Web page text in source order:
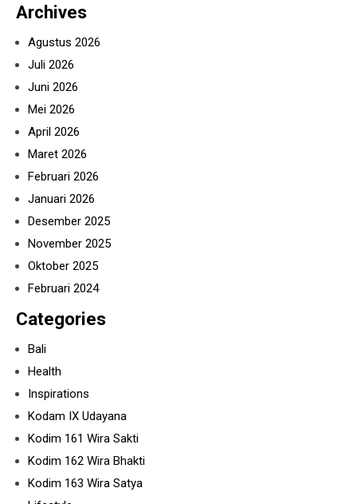
Archives
Agustus 2026
Juli 2026
Juni 2026
Mei 2026
April 2026
Maret 2026
Februari 2026
Januari 2026
Desember 2025
November 2025
Oktober 2025
Februari 2024
Categories
Bali
Health
Inspirations
Kodam IX Udayana
Kodim 161 Wira Sakti
Kodim 162 Wira Bhakti
Kodim 163 Wira Satya